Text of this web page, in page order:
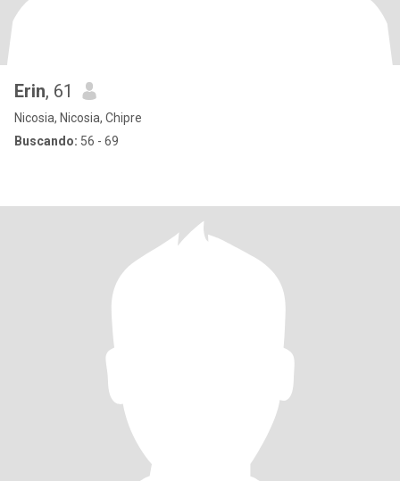
Erin, 61
Nicosia, Nicosia, Chipre
Buscando: 56 - 69